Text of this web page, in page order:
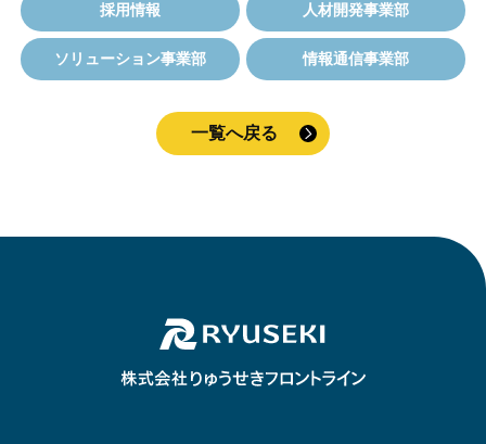
採用情報 人材開発事業部
ソリューション事業部 情報通信事業部
一覧へ戻る